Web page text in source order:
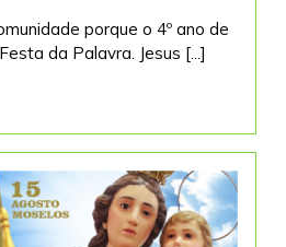
Quarto
ano
porque o 4º ano de
da Palavra. Jesus [...]